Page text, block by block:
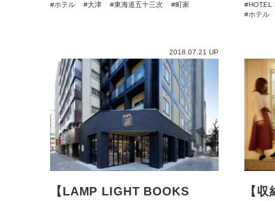
ホテル 大津 東海道五十三次 町家 HOTEL
ホテル
2018.07.21 UP
【LAMP LIGHT BOOKS
【